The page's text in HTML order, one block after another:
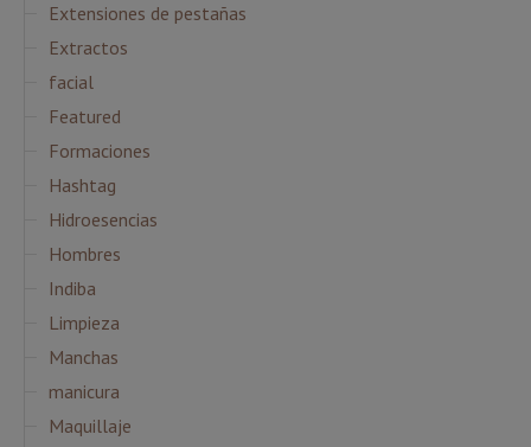
Extensiones de pestañas
Extractos
facial
Featured
Formaciones
Hashtag
Hidroesencias
Hombres
Indiba
Limpieza
Manchas
manicura
Maquillaje